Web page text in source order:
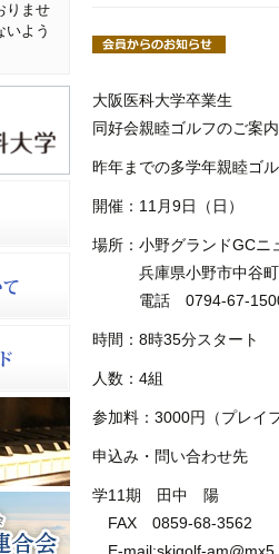
大阪医科大学卒業生
同好会親睦ゴルフのご案内
昨年までの多学年親睦ゴ
開催：11月9日（日）
場所：小野グランドGCニ
兵庫県小野市中谷町
電話 0794-67-
時間：8時35分スタート
人数：4組
参加料：3000円（プレイ
申込み・問い合わせ先
学11期 田中 陽
FAX 0859-68-3562
りませ
いよう